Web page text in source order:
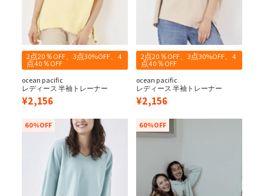
2点20％OFF、3点30%OFF、4
点40％OFF
ocean pacific
レディース 半袖トレーナー
¥2,156
2点20％OFF、3点30%OFF、4
点40％OFF
ocean pacific
レディース 半袖トレーナー
¥2,156
60%OFF 60%OFF